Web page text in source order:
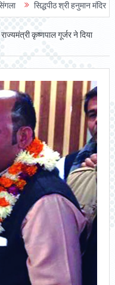
सिद्धपीठ श्री हनुमान मंदिर का 68वां
कृष्णपाल गूर्जर ने दिया